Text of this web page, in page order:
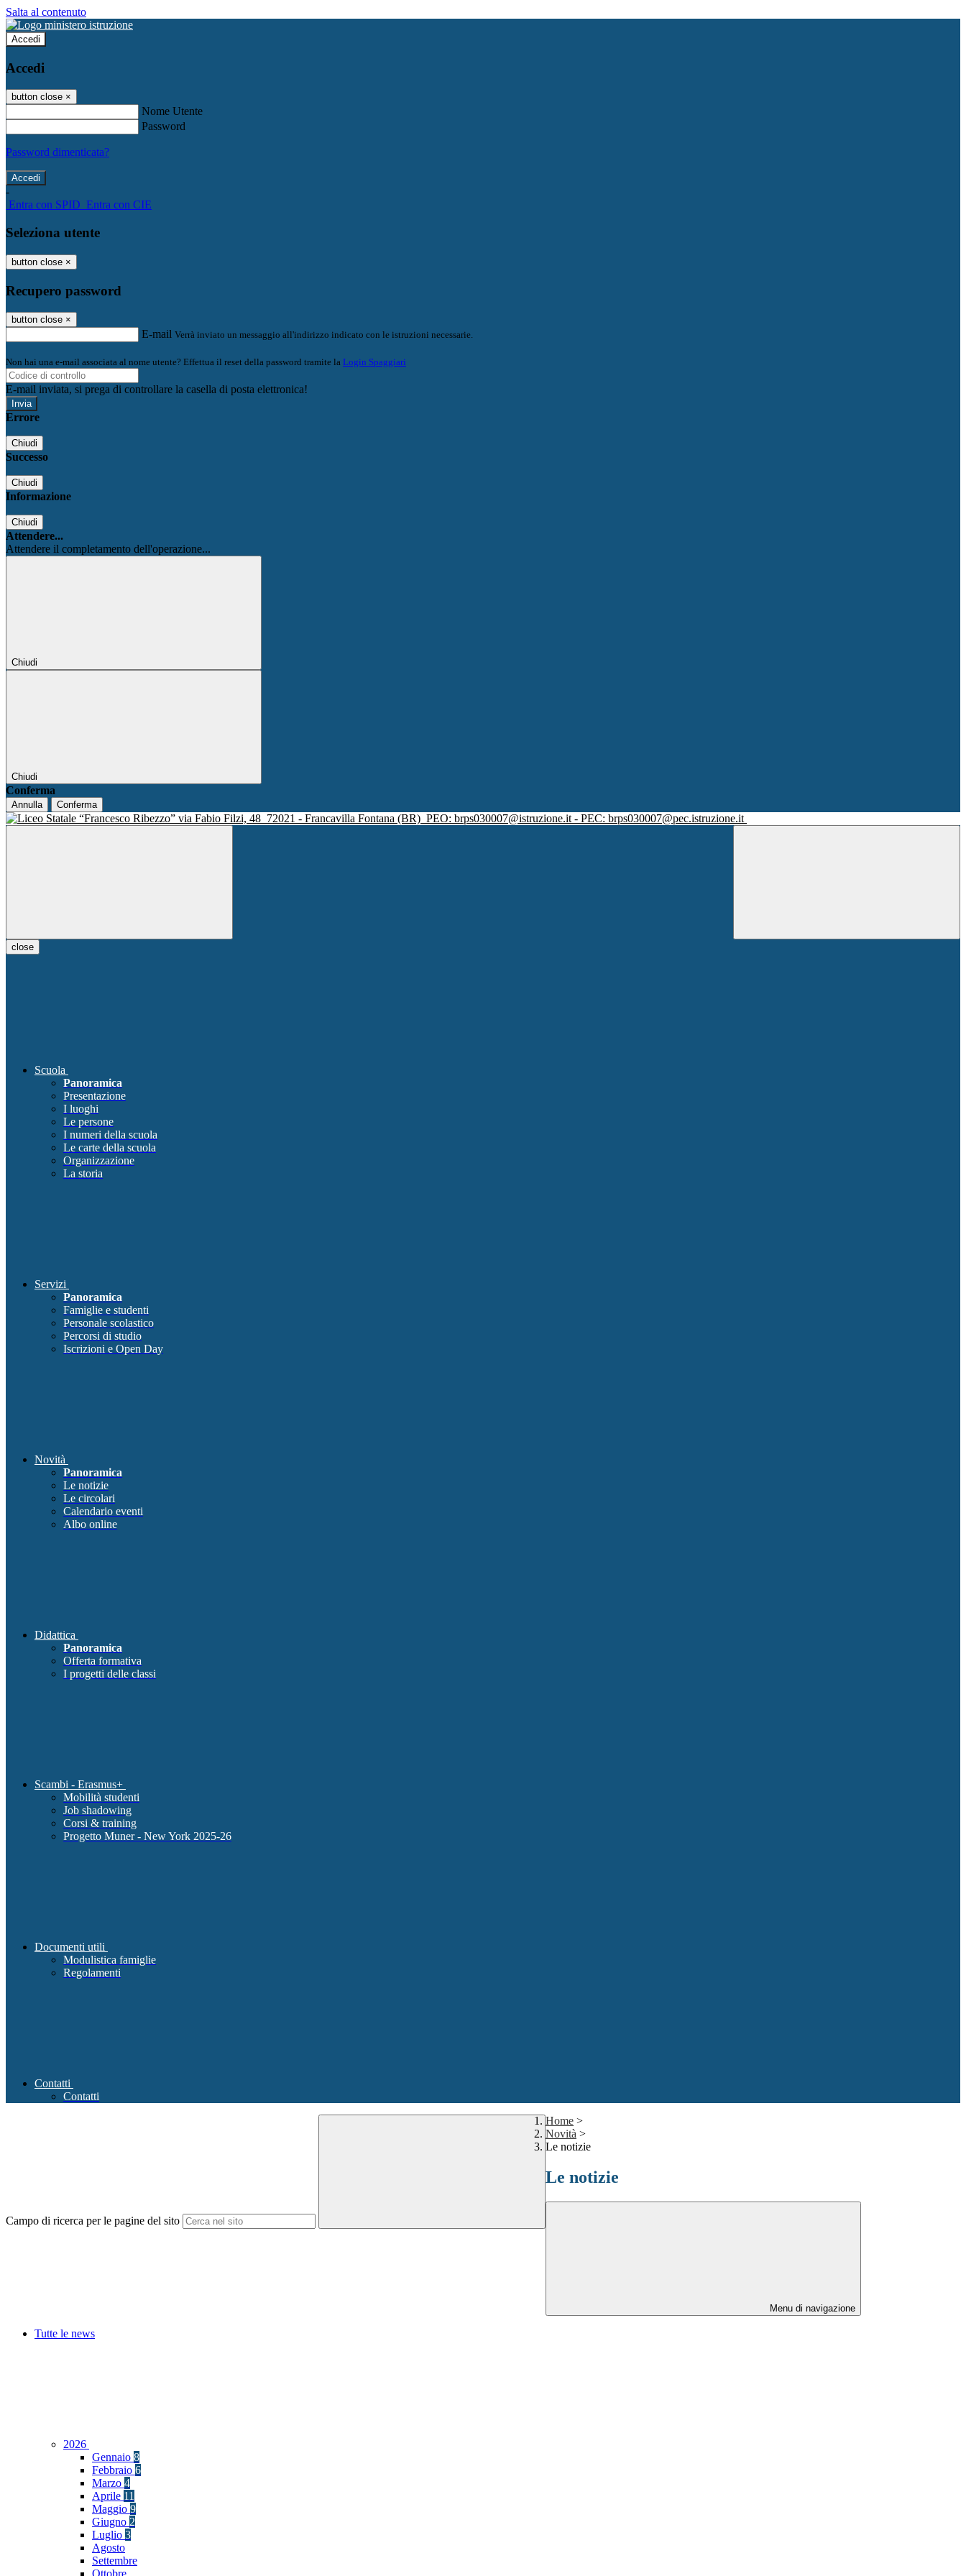
Salta al contenuto
Accedi
Accedi
button close ×
Nome Utente
Password
Password dimenticata?
-
Entra con SPID Entra con CIE
Seleziona utente
button close ×
Recupero password
button close ×
E-mail Verrà inviato un messaggio all'indirizzo indicato con le istruzioni necessarie.
Non hai una e-mail associata al nome utente? Effettua il reset della password tramite la Login Spaggiari
E-mail inviata, si prega di controllare la casella di posta elettronica!
Errore
Chiudi
Successo
Chiudi
Informazione
Chiudi
Attendere...
Attendere il completamento dell'operazione...
Chiudi
Chiudi
Conferma
Annulla Conferma
via Fabio Filzi, 48 72021 - Francavilla Fontana (BR) PEO: brps030007@istruzione.it - PEC: brps030007@pec.istruzione.it
close
Scuola
Panoramica
Presentazione
I luoghi
Le persone
I numeri della scuola
Le carte della scuola
Organizzazione
La storia
Servizi
Panoramica
Famiglie e studenti
Personale scolastico
Percorsi di studio
Iscrizioni e Open Day
Novità
Panoramica
Le notizie
Le circolari
Calendario eventi
Albo online
Didattica
Panoramica
Offerta formativa
I progetti delle classi
Scambi - Erasmus+
Mobilità studenti
Job shadowing
Corsi & training
Progetto Muner - New York 2025-26
Documenti utili
Modulistica famiglie
Regolamenti
Contatti
Contatti
Campo di ricerca per le pagine del sito
Home >
Novità >
Le notizie
Le notizie
Menu di navigazione
Tutte le news
2026
Gennaio 8
Febbraio 6
Marzo 4
Aprile 11
Maggio 9
Giugno 2
Luglio 3
Agosto
Settembre